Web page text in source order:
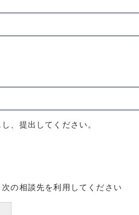
、提出してください。
の相談先を利用してください